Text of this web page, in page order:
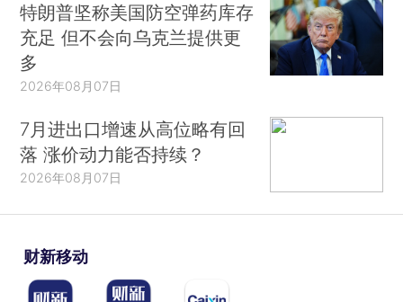
特朗普坚称美国防空弹药库存
充足 但不会向乌克兰提供更
多
2026年08月07日
7月进出口增速从高位略有回
落 涨价动力能否持续？
2026年08月07日
财新移动